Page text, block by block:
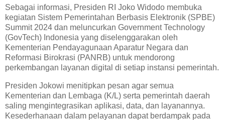
Sebagai informasi, Presiden RI Joko Widodo membuka
kegiatan Sistem Pemerintahan Berbasis Elektronik (SPBE)
Summit 2024 dan meluncurkan Government Technology
(GovTech) Indonesia yang diselenggarakan oleh
Kementerian Pendayagunaan Aparatur Negara dan
Reformasi Birokrasi (PANRB) untuk mendorong
perkembangan layanan digital di setiap instansi pemerintah.
Presiden Jokowi menitipkan pesan agar semua
Kementerian dan Lembaga (K/L) serta pemerintah daerah
saling mengintegrasikan aplikasi, data, dan layanannya.
Kesederhanaan dalam pelayanan dapat berdampak pada